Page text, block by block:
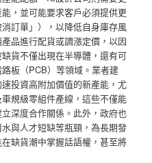
，並可能要求客戶必須提供更
訂單」），以降低自身庫存風
品進行配貨或調漲定價，以因
貨不僅出現在半導體，還有可
板（PCB）等領域。業者建
投資高附加價值的新產能，尤
規級零組件產線，這些不僅能
深度合作關係。此外，政府也
與人才短缺等瓶頸，為長期發
缺貨潮中掌握話語權，甚至將